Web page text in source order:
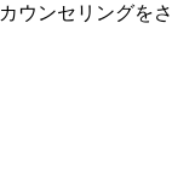
ンセリングをさ